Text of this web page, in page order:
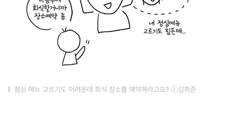
점심 메뉴 고르기도 어려운데 회식 장소를 예약하라고요? ⓒ김희준